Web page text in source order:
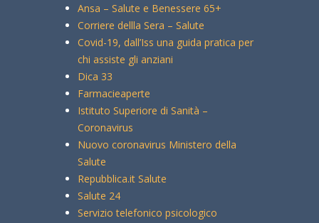
Ansa – Salute e Benessere 65+
Corriere dellla Sera – Salute
Covid-19, dall’Iss una guida pratica per
chi assiste gli anziani
Dica 33
Farmacieaperte
Istituto Superiore di Sanità –
Coronavirus
Nuovo coronavirus Ministero della
Salute
Repubblica.it Salute
Salute 24
Servizio telefonico psicologico